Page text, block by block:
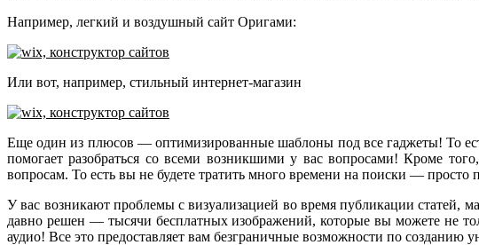
Например, легкий и воздушный сайт Оригами:
Или вот, например, стильный интернет-магазин
Еще один из плюсов — оптимизированные шаблоны под все гаджеты! То
помогает разобраться со всеми возникшими у вас вопросами! Кроме
вопросам. То есть вы не будете тратить много времени на поиски — просто
У вас возникают проблемы с визуализацией во время публикации статей,
давно решен — тысячи бесплатных изображений, которые вы можете не
аудио! Все это предоставляет вам безграничные возможности по созданию